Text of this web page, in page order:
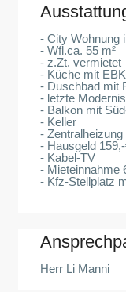
- City Wohnung
- Wfl.ca. 55 m²
- z.Zt. vermietet
- Küche mit
- Duschbad mit
- letzte
- Balkon mit
- Keller
- Zentralheizung
- Hausgeld
- Kabel-TV
- Mieteinnahme
- Kfz-Stellplatz
Herr Li Manni